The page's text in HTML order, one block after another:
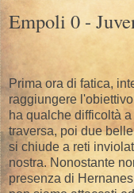
Empoli 0 -
Prima ora di fatica,
raggiungere
ha qualche difficoltà
traversa, poi due
si chiude a reti
nostra. Nonostante
presenza di